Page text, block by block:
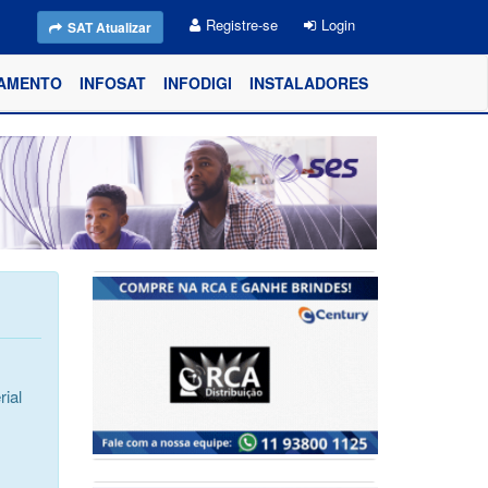
SAT Atualizar Registre-se Login
INFOSAT INFODIGI INSTALADORES